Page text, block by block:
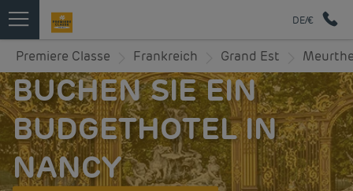
DE/€
Premiere Classe Frankreich Grand Est
BUCHEN SIE EIN
BUDGETHOTEL IN
NANCY